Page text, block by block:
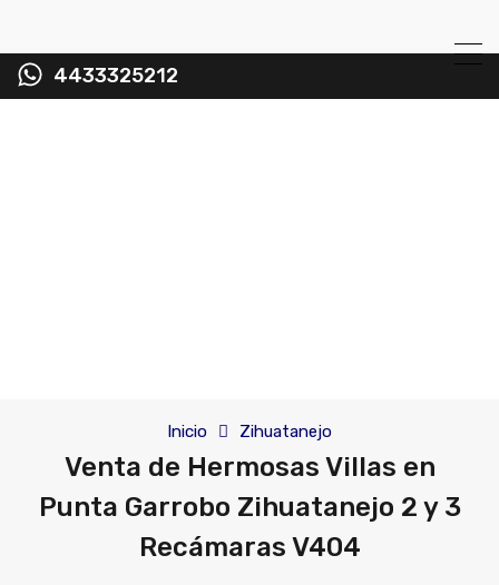
4433325212
Inicio Zihuatanejo
Venta de Hermosas Villas en
Punta Garrobo Zihuatanejo 2 y 3
Recámaras V404